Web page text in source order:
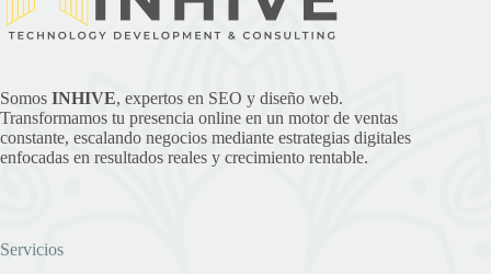
Somos INHIVE, expertos en SEO y diseño web.
Transformamos tu presencia online en un motor de ventas
constante, escalando negocios mediante estrategias digitales
enfocadas en resultados reales y crecimiento rentable.
Servicios